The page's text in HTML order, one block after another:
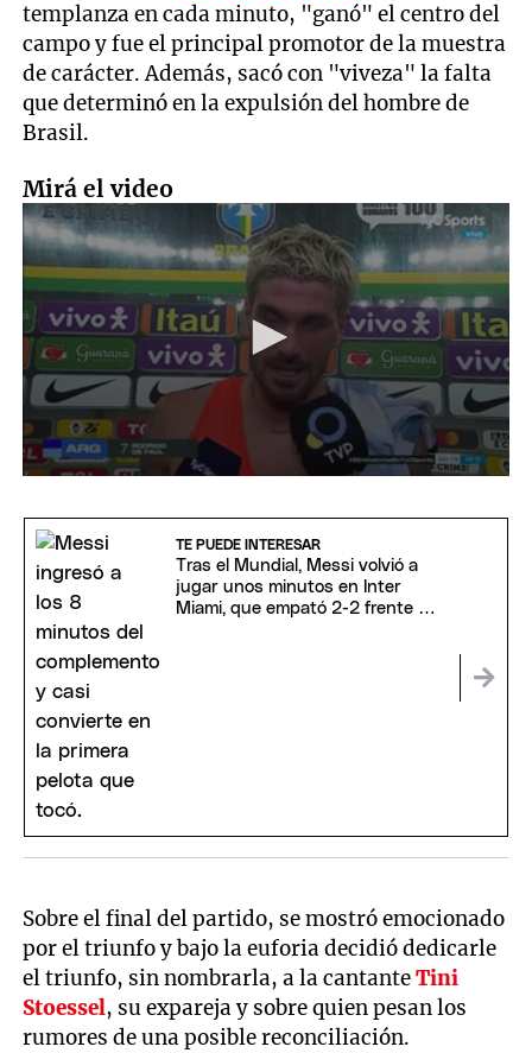
templanza en cada minuto, "ganó" el centro del
campo y fue el principal promotor de la muestra
de carácter. Además, sacó con "viveza" la falta
que determinó en la expulsión del hombre de
Brasil.
Mirá el video
of
14
TE PUEDE INTERESAR
Tras el Mundial, Messi volvió a
jugar unos minutos en Inter
Miami, que empató 2-2 frente a
Sobre el final del partido, se mostró emocionado
por el triunfo y bajo la euforia decidió dedicarle
el triunfo, sin nombrarla, a la cantanteTini
Stoessel, su expareja y sobre quien pesan los
rumores de una posible reconciliación.